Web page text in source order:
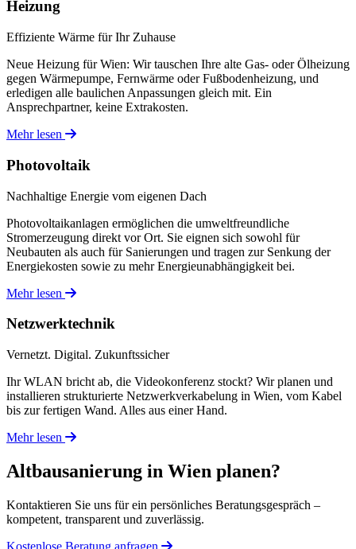
Heizung
Effiziente Wärme für Ihr Zuhause
Neue Heizung für Wien: Wir tauschen Ihre alte Gas- oder Ölheizung
gegen Wärmepumpe, Fernwärme oder Fußbodenheizung, und
erledigen alle baulichen Anpassungen gleich mit. Ein
Ansprechpartner, keine Extrakosten.
Mehr lesen
Photovoltaik
Nachhaltige Energie vom eigenen Dach
Photovoltaikanlagen ermöglichen die umweltfreundliche
Stromerzeugung direkt vor Ort. Sie eignen sich sowohl für
Neubauten als auch für Sanierungen und tragen zur Senkung der
Energiekosten sowie zu mehr Energieunabhängigkeit bei.
Mehr lesen
Netzwerktechnik
Vernetzt. Digital. Zukunftssicher
Ihr WLAN bricht ab, die Videokonferenz stockt? Wir planen und
installieren strukturierte Netzwerkverkabelung in Wien, vom Kabel
bis zur fertigen Wand. Alles aus einer Hand.
Mehr lesen
Altbausanierung in Wien planen?
Kontaktieren Sie uns für ein persönliches Beratungsgespräch –
kompetent, transparent und zuverlässig.
Kostenlose Beratung anfragen